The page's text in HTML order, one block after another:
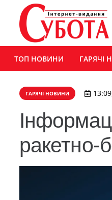
ТОП НОВИНИ ГАРЯЧІ
ГАРЯЧІ НОВИНИ
ракетно-